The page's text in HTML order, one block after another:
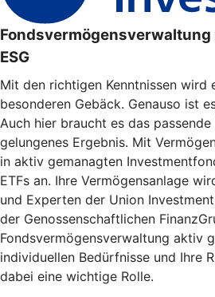
Fondsvermögensverwaltung
ESG
Mit den richtigen Kenntnissen wird
besonderen Gebäck. Genauso ist
Auch hier braucht es das
gelungenes Ergebnis. Mit
in aktiv gemanagten
ETFs an. Ihre Vermögensanlage
und Experten der Union
der Genossenschaftlichen
Fondsvermögensverwaltung aktiv
individuellen Bedürfnisse und Ihre
dabei eine wichtige Rolle.